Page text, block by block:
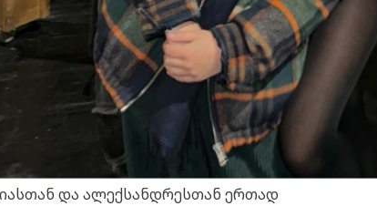
და ალექსანდრესთან ერთად